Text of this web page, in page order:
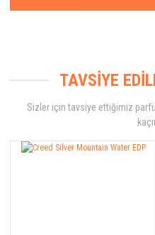
TAVSİYE
Sizler için tavsiye ettiğimiz